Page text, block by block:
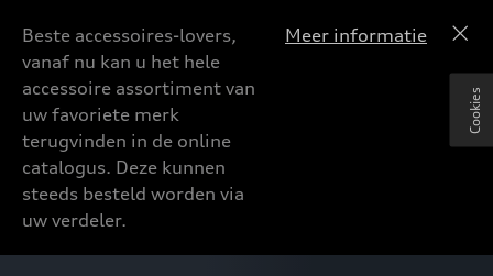
Beste accessoires-lovers,
vanaf nu kan u het hele
accessoire assortiment van
uw favoriete merk
terugvinden in de online
catalogus. Deze kunnen
steeds besteld worden via
uw verdeler.
Meer informatie
Cookies